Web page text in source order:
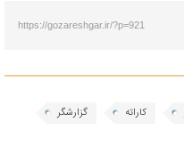
https://gozareshgar.ir/?p=921
کاراته گزارشگر